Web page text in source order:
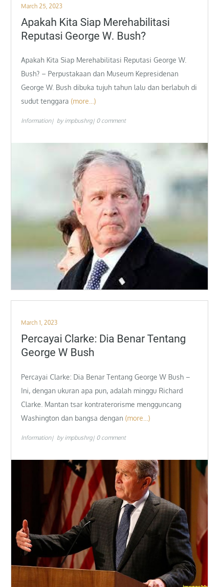
Posted
on
March 25, 2023
Apakah Kita Siap Merehabilitasi
Reputasi George W. Bush?
Apakah Kita Siap Merehabilitasi Reputasi George W.
Bush? – Perpustakaan dan Museum Kepresidenan
George W. Bush dibuka tujuh tahun lalu dan berlabuh di
sudut tenggara (more…)
Information by impbushrg 0 comment
Posted
on
March 1, 2023
Percayai Clarke: Dia Benar Tentang
George W Bush
Percayai Clarke: Dia Benar Tentang George W Bush –
Ini, dengan ukuran apa pun, adalah minggu Richard
Clarke. Mantan tsar kontraterorisme mengguncang
Washington dan bangsa dengan (more…)
Information by impbushrg 0 comment